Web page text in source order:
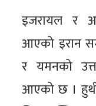
इजरायल र
आएको इरान
र यमनको
आएको छ ।